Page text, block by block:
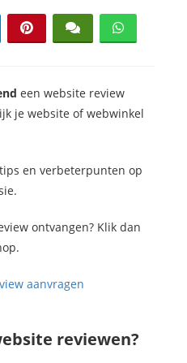
een website review
je website of webwinkel
en verbeterpunten op
ontvangen? Klik dan
reviewen?